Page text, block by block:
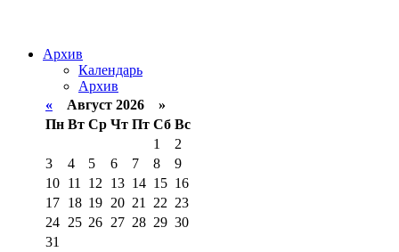
Архив
Календарь
Архив
« Август 2026 »
Пн Вт Ср Чт Пт Сб Вс
1
2
3
4 5 6 7 8
9
10 11 12 13 14 15 16
17 18 19 20 21 22 23
24 25 26 27 28 29 30
31